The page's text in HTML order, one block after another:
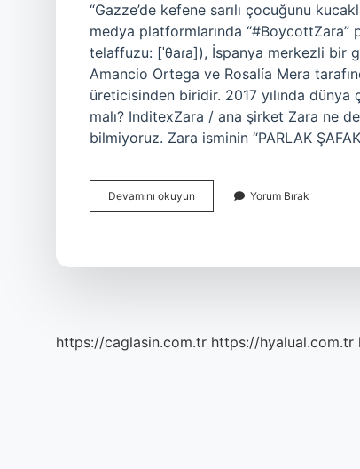
“Gazze’de kefene sarılı çocuğunu
medya platformlarında “#BoycottZara”
telaffuzu: [ˈθaɾa]), İspanya merkezli bir
Amancio Ortega ve Rosalía Mera
üreticisinden biridir. 2017 yılında
malı? InditexZara / ana şirket Zara ne
bilmiyoruz. Zara isminin “PARLAK
Devamını okuyun
Zara
Yorum Bırak
https://caglasin.com.tr https://hyalual.com.tr